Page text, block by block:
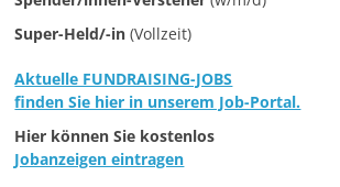
|
V
e
r
Super-Held/-in (Vollzeit)
Aktuelle FUNDRAISING-JOBS
finden Sie hier in unserem Job-Portal.
Hier können Sie kostenlos
Jobanzeigen eintragen